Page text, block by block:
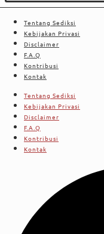
Tentang Sediksi
Kebijakan Privasi
Disclaimer
F.A.Q
Kontribusi
Kontak
Tentang Sediksi
Kebijakan Privasi
Disclaimer
F.A.Q
Kontribusi
Kontak